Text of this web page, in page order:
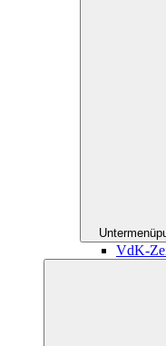
VdK-